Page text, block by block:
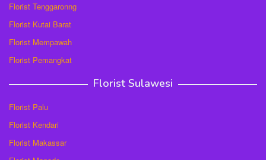
Florist Tenggaronng
Florist Kutai Barat
Florist Mempawah
Florist Pemangkat
Florist Sulawesi
Florist Palu
Florist Kendari
Florist Makassar